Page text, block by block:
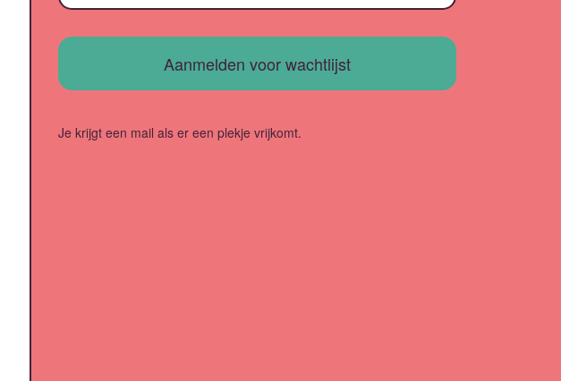
Aanmelden voor wachtlijst
Je krijgt een mail als er een plekje vrijkomt.